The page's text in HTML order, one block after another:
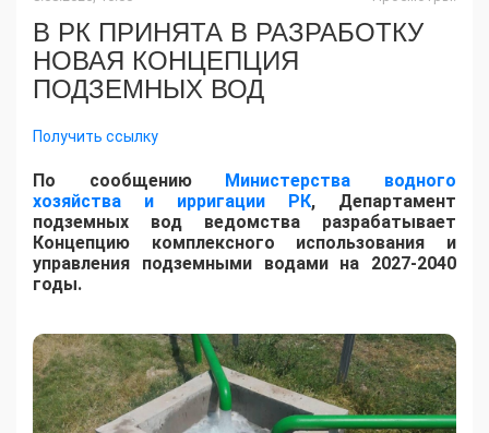
В РК ПРИНЯТА В РАЗРАБОТКУ
НОВАЯ КОНЦЕПЦИЯ
ПОДЗЕМНЫХ ВОД
Получить ссылку
По сообщению Министерства водного
хозяйства и ирригации РК, Департамент
подземных вод ведомства разрабатывает
Концепцию комплексного использования и
управления подземными водами на 2027-2040
годы.